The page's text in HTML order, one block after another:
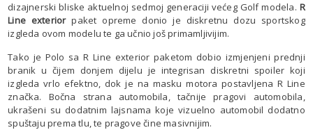
dizajnerski bliske aktuelnoj sedmoj generaciji većeg Golf modela. R
Line exteriorpaket opreme donio je diskretnu dozu sportskog
izgleda ovom modelu te ga učnio još primamljivijim.
Tako je Polo sa R Line exterior paketom dobio izmjenjeni prednji
branik u čijem donjem dijelu je integrisan diskretni spoiler koji
izgleda vrlo efektno, dok je na masku motora postavljena R Line
značka. Bočna strana automobila, tačnije pragovi automobila,
ukrašeni su dodatnim lajsnama koje vizuelno automobil dodatno
spuštaju prema tlu, te pragove čine masivnijim.